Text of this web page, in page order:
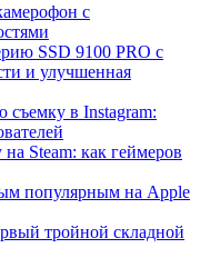
с
SSD 9100 PRO с
и улучшенная
съемку в Instagram:
Steam: как геймеров
популярным на Apple
тройной складной